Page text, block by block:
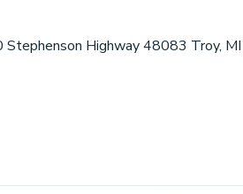
Highway 48083 Troy,